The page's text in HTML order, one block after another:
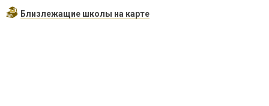
Близлежащие школы на карте